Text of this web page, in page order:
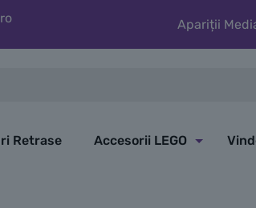
Apariții
Retrase Accesorii LEGO